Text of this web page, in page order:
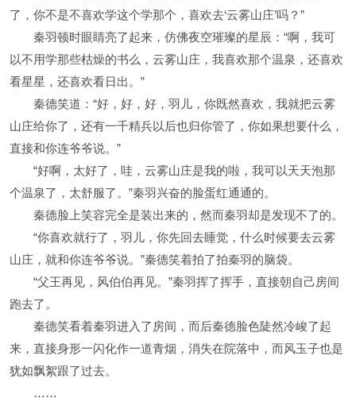
了，你不是不喜欢学这个学那个，喜欢去‘云雾山庄’吗？”
秦羽顿时眼睛亮了起来，仿佛夜空璀璨的星辰：“啊，我可
以不用学那些枯燥的书么，云雾山庄，我喜欢那个温泉，还喜欢
看星星，还喜欢看日出。”
秦德笑道：“好，好，好，羽儿，你既然喜欢，我就把云雾
山庄给你了，还有一千精兵以后也归你管了，你如果想要什么，
直接和你连爷爷说。”
“好啊，太好了，哇，云雾山庄是我的啦，我可以天天泡那
个温泉了，太舒服了。”秦羽兴奋的脸蛋红通通的。
秦德脸上笑容完全是装出来的，然而秦羽却是发现不了的。
“你喜欢就行了，羽儿，你先回去睡觉，什么时候要去云雾
山庄，就和你连爷爷说。”秦德笑着拍了拍秦羽的脑袋。
“父王再见，风伯伯再见。”秦羽挥了挥手，直接朝自己房间
跑去了。
秦德笑看着秦羽进入了房间，而后秦德脸色陡然冷峻了起
来，直接身形一闪化作一道青烟，消失在院落中，而风玉子也是
犹如飘絮跟了过去。
……